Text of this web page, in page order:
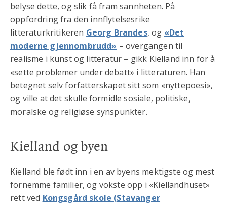
belyse dette, og slik få fram sannheten. På
oppfordring fra den innflytelsesrike
litteraturkritikeren Georg Brandes, og «Det
moderne gjennombrudd» – overgangen til
realisme i kunst og litteratur – gikk Kielland inn for å
«sette problemer under debatt» i litteraturen. Han
betegnet selv forfatterskapet sitt som «nyttepoesi»,
og ville at det skulle formidle sosiale, politiske,
moralske og religiøse synspunkter.
Kielland og byen
Kielland ble født inn i en av byens mektigste og mest
fornemme familier, og vokste opp i «Kiellandhuset»
rett ved Kongsgård skole (Stavanger